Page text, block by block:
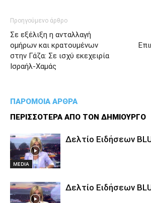
Προηγούμενο άρθρο
Σε εξέλιξη η ανταλλαγή
ομήρων και κρατουμένων
στην Γάζα: Σε ισχύ εκεχειρία
Ισραήλ-Χαμάς
ΠΑΡΟΜΟΙΑ ΑΡΘΡΑ
ΠΕΡΙΣΣΟΤΕΡΑ ΑΠΟ ΤΟΝ ΔΗΜΙΟΥΡΓΟ
MEDIA
Δελτίο Ειδήσεων
Δελτίο Ειδήσεων